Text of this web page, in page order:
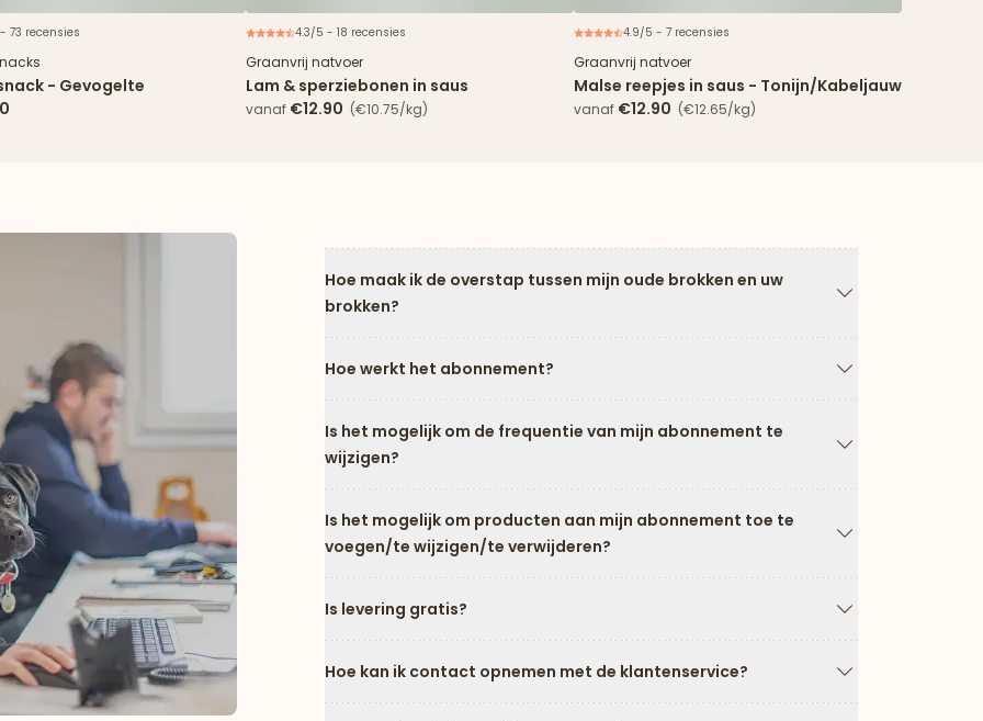
73 recensies
- Gevogelte
4.3/5 - 18 recensies
Graanvrij natvoer
Lam & sperziebonen in saus
vanaf €12.90 (€10.75/kg)
4.9/5 - 7 recensies
Graanvrij natvoer
Malse reepjes in saus - Tonijn/Kabeljauw
vanaf €12.90 (€12.65/kg)
Hoe maak ik de overstap tussen mijn oude brokken en uw
brokken?
Hoe werkt het abonnement?
Is het mogelijk om de frequentie van mijn abonnement te
wijzigen?
Is het mogelijk om producten aan mijn abonnement toe te
voegen/te wijzigen/te verwijderen?
Is levering gratis?
Hoe kan ik contact opnemen met de klantenservice?